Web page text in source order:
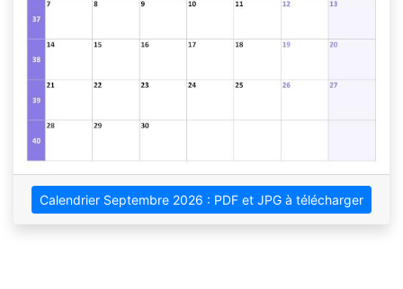
Calendrier Septembre 2026 : PDF et JPG à télécharger